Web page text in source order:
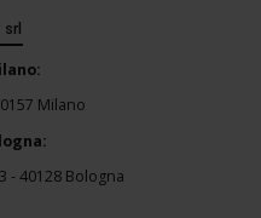
Milano
- 40128 Bologna